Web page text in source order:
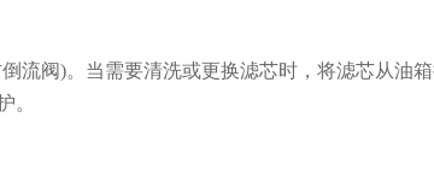
阀)。当需要清洗或更换滤芯时，将滤芯从油
。